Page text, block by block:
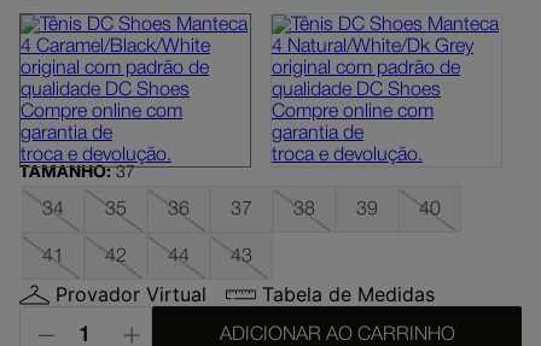
TAMANHO: 37
34 35 36 37 38 39 40
41 42 44 43
Provador Virtual Tabela de Medidas
ADICIONAR AO CARRINHO
10º regata